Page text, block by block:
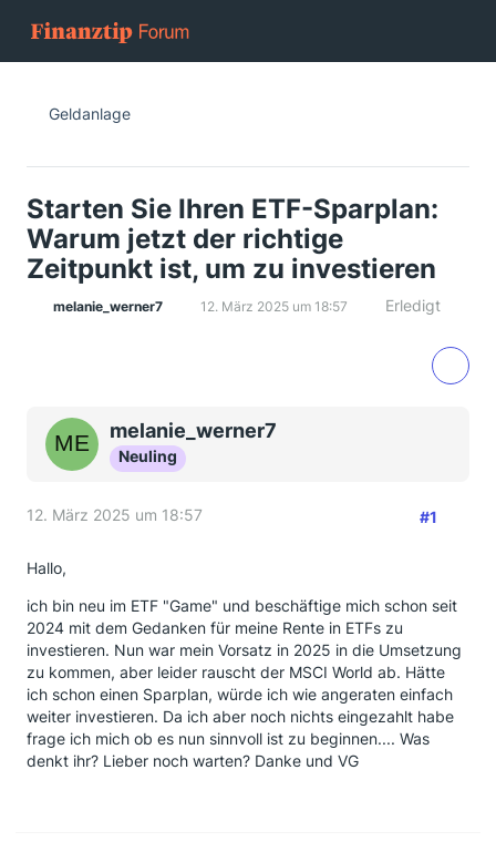
Geldanlage
Starten Sie Ihren ETF-Sparplan:
Warum jetzt der richtige
Zeitpunkt ist, um zu investieren
melanie_werner7 12. März 2025 um 18:57 Erledigt
melanie_werner7
Neuling
12. März 2025 um 18:57 #1
Hallo,
ich bin neu im ETF "Game" und beschäftige mich schon seit
2024 mit dem Gedanken für meine Rente in ETFs zu
investieren. Nun war mein Vorsatz in 2025 in die Umsetzung
zu kommen, aber leider rauscht der MSCI World ab. Hätte
ich schon einen Sparplan, würde ich wie angeraten einfach
weiter investieren. Da ich aber noch nichts eingezahlt habe
frage ich mich ob es nun sinnvoll ist zu beginnen.... Was
denkt ihr? Lieber noch warten? Danke und VG